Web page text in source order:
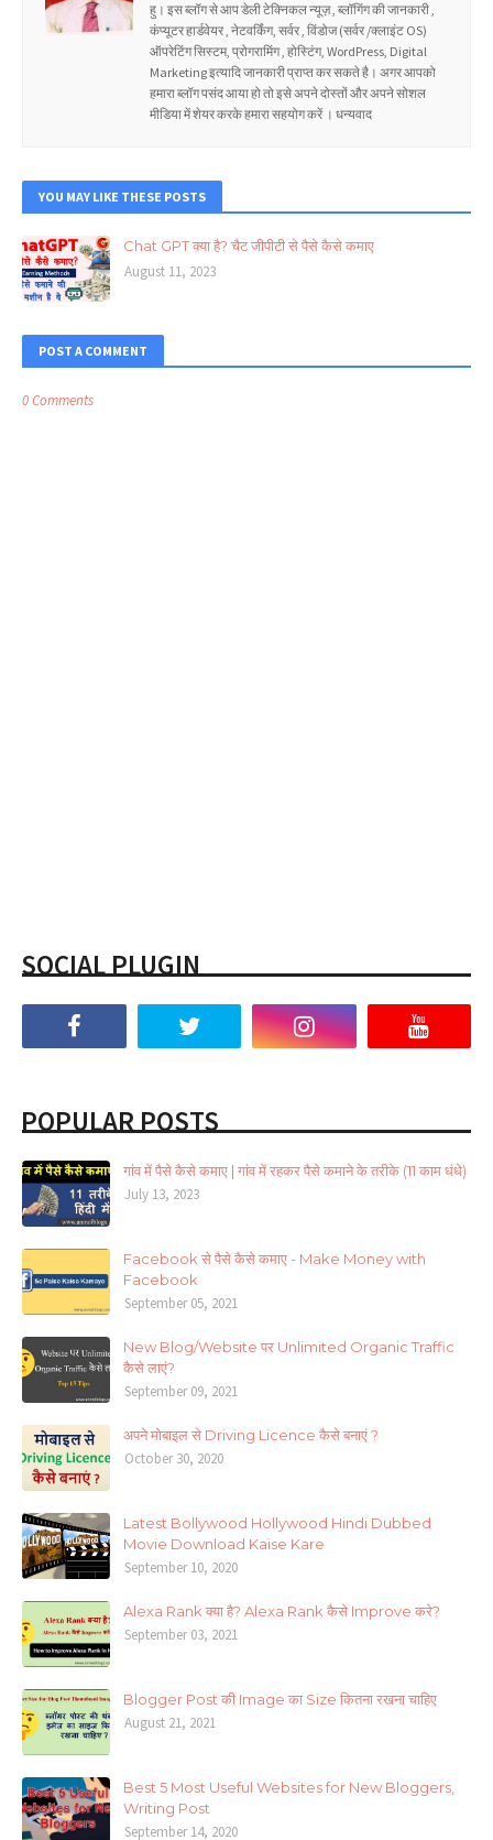
हु। इस ब्लॉग से आप डेली टेक्निकल न्यूज़ , ब्लॉगिंग की जानकारी ,
कंप्यूटर हार्डवेयर , नेटवर्किंग, सर्वर , विंडोज (सर्वर /क्लाइंट OS)
ऑपरेटिंग सिस्टम, प्रोगरामिंग , होस्टिंग, WordPress, Digital
Marketing इत्यादि जानकारी प्राप्त कर सकते है। अगर आपको
हमारा ब्लॉग पसंद आया हो तो इसे अपने दोस्तों और अपने सोशल
मीडिया में शेयर करके हमारा सहयोग करें । धन्यवाद
YOU MAY LIKE THESE POSTS
Chat GPT क्या है? चैट जीपीटी से पैसे कैसे कमाए
August 11, 2023
POST A COMMENT
0 Comments
SOCIAL PLUGIN
POPULAR POSTS
गांव में पैसे कैसे कमाए | गांव में रहकर पैसे कमाने के तरीके (11 काम धंधे)
July 13, 2023
Facebook से पैसे कैसे कमाए - Make Money with
Facebook
September 05, 2021
New Blog/Website पर Unlimited Organic Traffic
कैसे लाएं?
September 09, 2021
अपने मोबाइल से Driving Licence कैसे बनाएं ?
October 30, 2020
Latest Bollywood Hollywood Hindi Dubbed
Movie Download Kaise Kare
September 10, 2020
Alexa Rank क्या है? Alexa Rank कैसे Improve करे?
September 03, 2021
Blogger Post की Image का Size कितना रखना चाहिए
August 21, 2021
Best 5 Most Useful Websites for New Bloggers,
Writing Post
September 14, 2020